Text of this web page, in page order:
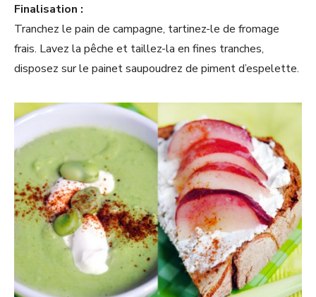
Finalisation :
Tranchez le pain de campagne, tartinez-le de fromage
frais. Lavez la pêche et taillez-la en fines tranches,
disposez sur le painet saupoudrez de piment d’espelette.